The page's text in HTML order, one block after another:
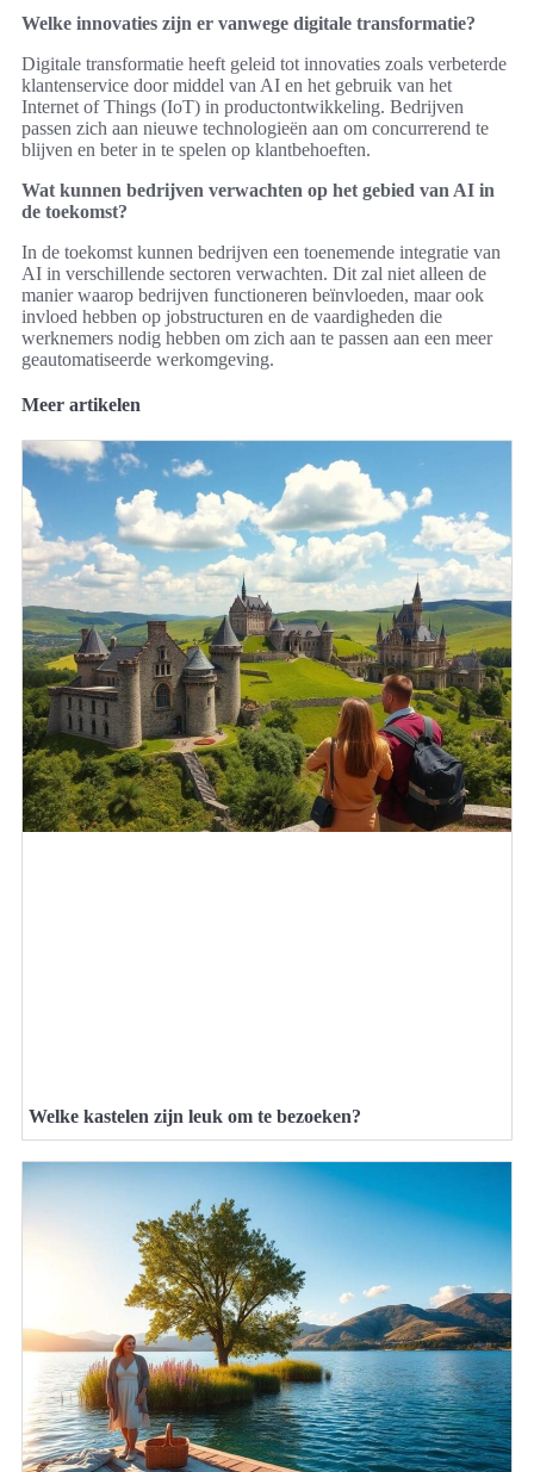
Welke innovaties zijn er vanwege digitale transformatie?
Digitale transformatie heeft geleid tot innovaties zoals verbeterde
klantenservice door middel van AI en het gebruik van het
Internet of Things (IoT) in productontwikkeling. Bedrijven
passen zich aan nieuwe technologieën aan om concurrerend te
blijven en beter in te spelen op klantbehoeften.
Wat kunnen bedrijven verwachten op het gebied van AI in
de toekomst?
In de toekomst kunnen bedrijven een toenemende integratie van
AI in verschillende sectoren verwachten. Dit zal niet alleen de
manier waarop bedrijven functioneren beïnvloeden, maar ook
invloed hebben op jobstructuren en de vaardigheden die
werknemers nodig hebben om zich aan te passen aan een meer
geautomatiseerde werkomgeving.
Meer artikelen
Welke kastelen zijn leuk om te bezoeken?